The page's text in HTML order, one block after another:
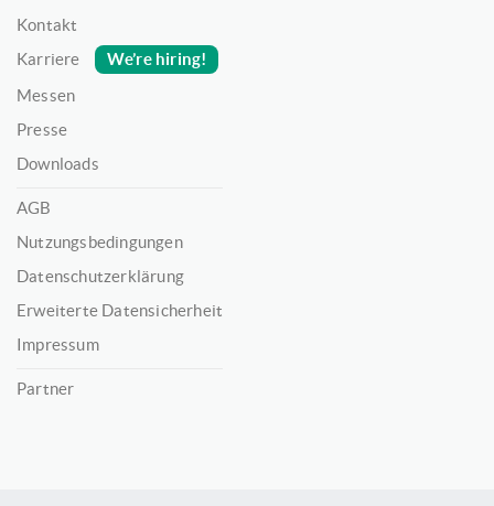
Kontakt
Karriere
We’re hiring!
Messen
Presse
Downloads
AGB
Nutzungsbedingungen
Datenschutzerklärung
Erweiterte Datensicherheit
Impressum
Partner